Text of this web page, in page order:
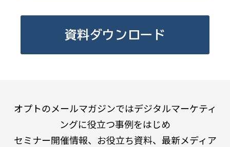
資料ダウンロード
オプトのメールマガジンではデジタルマーケティ
ングに役立つ事例をはじめ
セミナー開催情報、お役立ち資料、最新メディア